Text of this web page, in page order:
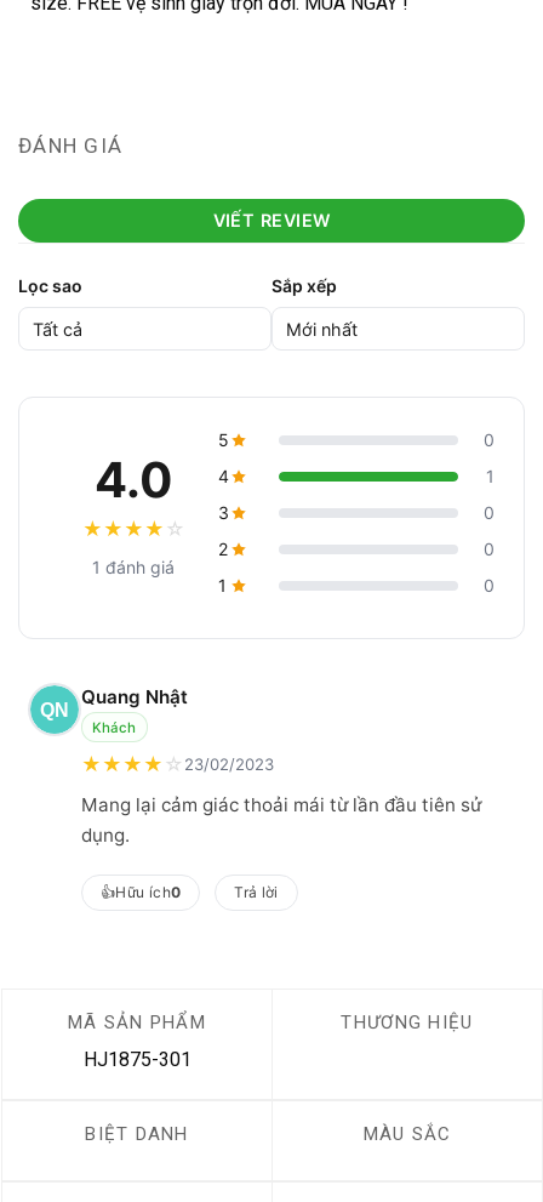
ĐÁNH GIÁ
VIẾT REVIEW
Lọc sao Sắp xếp
4.0
★ ★ ★ ★ ☆
1 đánh giá
5
0
4
1
3
0
2
0
1
0
Quang Nhật
Khách
★ ★ ★ ★ ☆ 23/02/2023
Mang lại cảm giác thoải mái từ lần đầu tiên sử
dụng.
👍Hữu ích0 Trả lời
MÃ SẢN PHẨM
HJ1875-301
THƯƠNG HIỆU
BIỆT DANH MÀU SẮC